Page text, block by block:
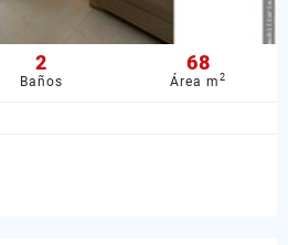
2
Baños
68
Área m2